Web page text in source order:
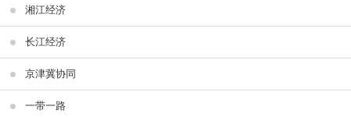
湘江经济
长江经济
京津冀协同
一带一路